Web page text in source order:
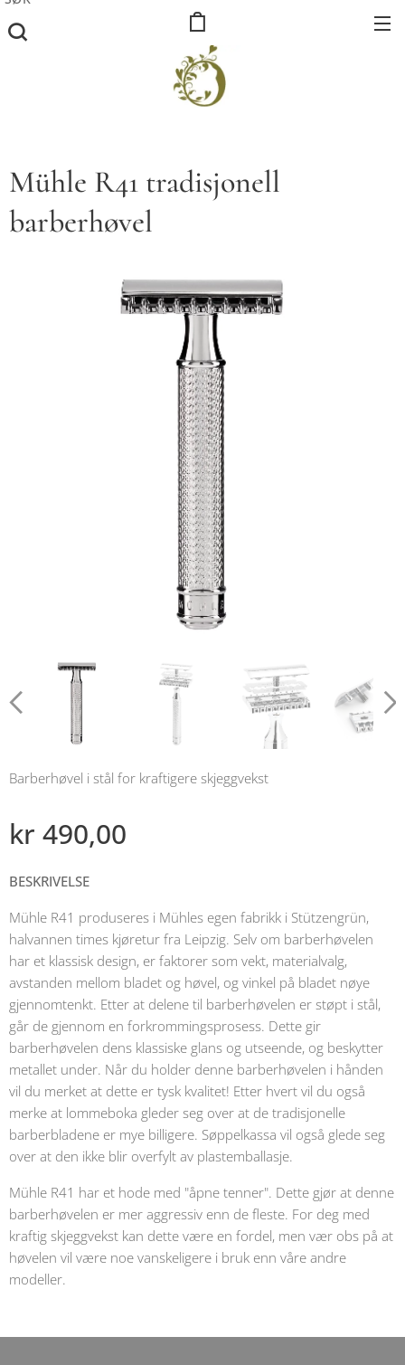
Mühle R41 tradisjonell
barberhøvel
Barberhøvel i stål for kraftigere skjeggvekst
kr 490,00
BESKRIVELSE
Mühle R41 produseres i Mühles egen fabrikk i Stützengrün,
halvannen times kjøretur fra Leipzig. Selv om barberhøvelen
har et klassisk design, er faktorer som vekt, materialvalg,
avstanden mellom bladet og høvel, og vinkel på bladet nøye
gjennomtenkt. Etter at delene til barberhøvelen er støpt i stål,
går de gjennom en forkrommingsprosess. Dette gir
barberhøvelen dens klassiske glans og utseende, og beskytter
metallet under. Når du holder denne barberhøvelen i hånden
vil du merket at dette er tysk kvalitet! Etter hvert vil du også
merke at lommeboka gleder seg over at de tradisjonelle
barberbladene er mye billigere. Søppelkassa vil også glede seg
over at den ikke blir overfylt av plastemballasje.
Mühle R41 har et hode med "åpne tenner". Dette gjør at denne
barberhøvelen er mer aggressiv enn de fleste. For deg med
kraftig skjeggvekst kan dette være en fordel, men vær obs på at
høvelen vil være noe vanskeligere i bruk enn våre andre
modeller.